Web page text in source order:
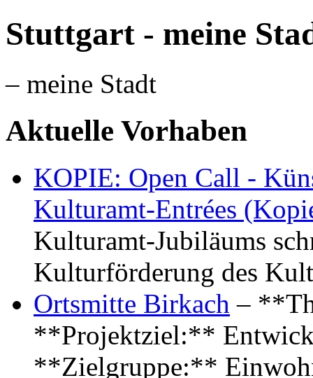
Stuttgart - meine
– meine Stadt
Aktuelle Vorhaben
KOPIE: Open Call -
Kulturamt-Entrées
Kulturamt-Jubiläums
Kulturförderung des
Ortsmitte Birkach –
**Projektziel:**
**Zielgruppe:**